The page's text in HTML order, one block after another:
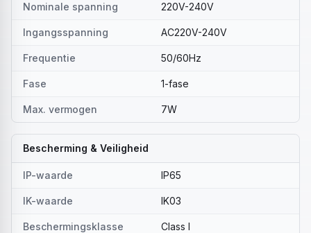
Nominale spanning 220V-240V
Ingangsspanning AC220V-240V
Frequentie 50/60Hz
Fase 1-fase
Max. vermogen 7W
Bescherming & Veiligheid
IP-waarde IP65
IK-waarde IK03
Beschermingsklasse Class I